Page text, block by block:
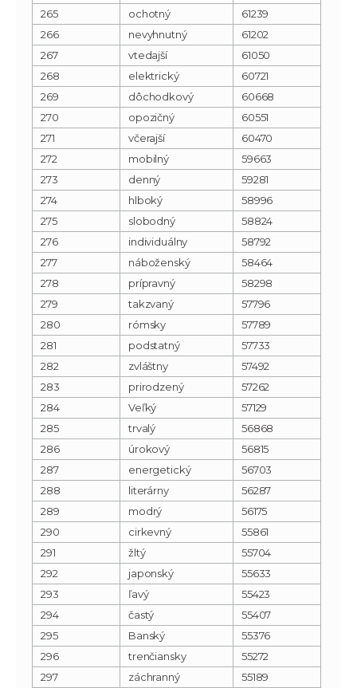
265
ochotný
61239
266
nevyhnutný
61202
267
vtedajší
61050
268
elektrický
60721
269
dôchodkový
60668
270
opozičný
60551
271
včerajší
60470
272
mobilný
59663
273
denný
59281
274
hlboký
58996
275
slobodný
58824
276
individuálny
58792
277
náboženský
58464
278
prípravný
58298
279
takzvaný
57796
280
rómsky
57789
281
podstatný
57733
282
zvláštny
57492
283
prirodzený
57262
284
Veľký
57129
285
trvalý
56868
286
úrokový
56815
287
energetický
56703
288
literárny
56287
289
modrý
56175
290
cirkevný
55861
291
žltý
55704
292
japonský
55633
293
ľavý
55423
294
častý
55407
295
Banský
55376
296
trenčiansky
55272
297
záchranný 55189